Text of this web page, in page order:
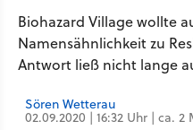
Biohazard Village wollte
Namensähnlichkeit zu
Antwort ließ nicht lange
Sören Wetterau
02.09.2020 | 16:32 Uhr | ca.